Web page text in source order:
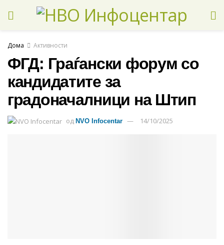
Дома Активности
ФГД: Граѓански форум со
кандидатите за
градоначалници на Штип
од NVO Infocentar 14/10/2025